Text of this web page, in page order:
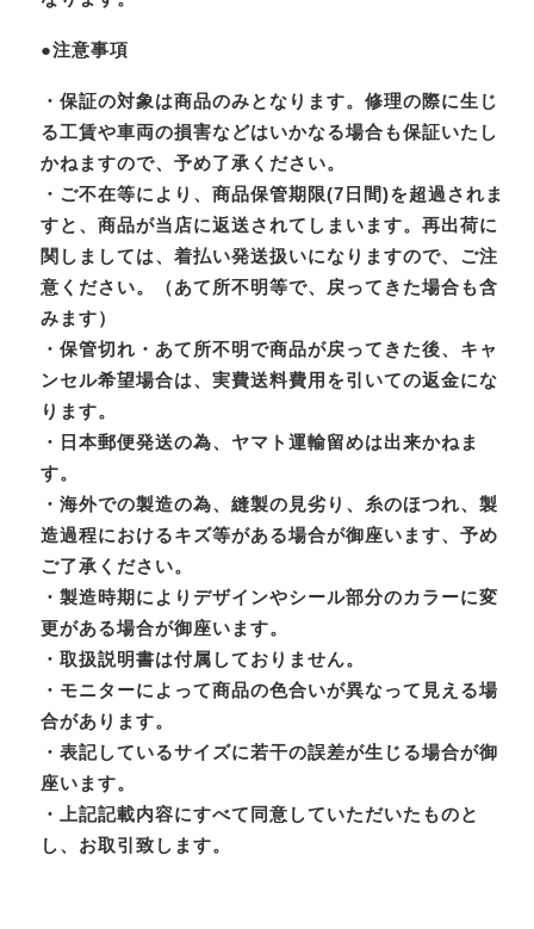
●注意事項
・保証の対象は商品のみとなります。修理の際に生じ
る工賃や車両の損害などはいかなる場合も保証いたし
かねますので、予め了承ください。
・ご不在等により、商品保管期限(7日間)を超過されま
すと、商品が当店に返送されてしまいます。再出荷に
関しましては、着払い発送扱いになりますので、ご注
意ください。（あて所不明等で、戻ってきた場合も含
みます）
・保管切れ・あて所不明で商品が戻ってきた後、キャ
ンセル希望場合は、実費送料費用を引いての返金にな
ります。
・日本郵便発送の為、ヤマト運輸留めは出来かねま
す。
・海外での製造の為、縫製の見劣り、糸のほつれ、製
造過程におけるキズ等がある場合が御座います、予め
ご了承ください。
・製造時期によりデザインやシール部分のカラーに変
更がある場合が御座います。
・取扱説明書は付属しておりません。
・モニターによって商品の色合いが異なって見える場
合があります。
・表記しているサイズに若干の誤差が生じる場合が御
座います。
・上記記載内容にすべて同意していただいたものと
し、お取引致します。